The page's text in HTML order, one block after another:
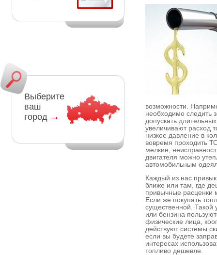
Выберите
ваш
город
возможности.
необходимо следить
допускать
увеличивают расход
низкое давление в
вовремя проходить
мелкие,
двигателя можно
автомобильным
Каждый из нас
ближе или там, где
привычные расценки
Если же покупать
существенной. Такой
или бензина
физические лица,
действуют системы
если вы будете
интересах
топливо дешевле.